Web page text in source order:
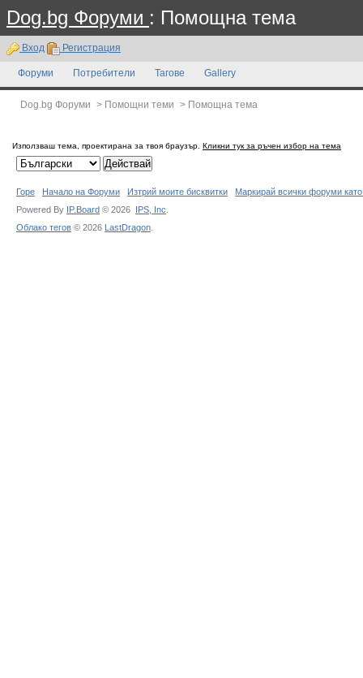
Dog.bg Форуми : Помощна тема
Вход Регистрация
Форуми Потребители Тагове Gallery
Dog.bg Форуми > Помощни теми > Помощна тема
Използваш тема, проектирана за твоя браузър. Кликни тук за ръчен избор на тема
Горе Начало на Форуми Изтрий моите бисквитки
Маркирай всички форуми
Powered By IP.Board © 2026 IPS, Inc
Облако тегов © 2026 LastDragon